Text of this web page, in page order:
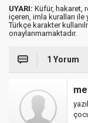
UYARI: Küfür, hakaret,
içeren, imla kuralları ile
Türkçe karakter
onaylanmamaktadır.
1 Yorum